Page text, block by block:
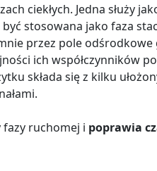
ciekłych. Jedna służy
stosowana jako faza
przez pole
ich współczynników
składa się z kilku
fazy ruchomej i poprawia